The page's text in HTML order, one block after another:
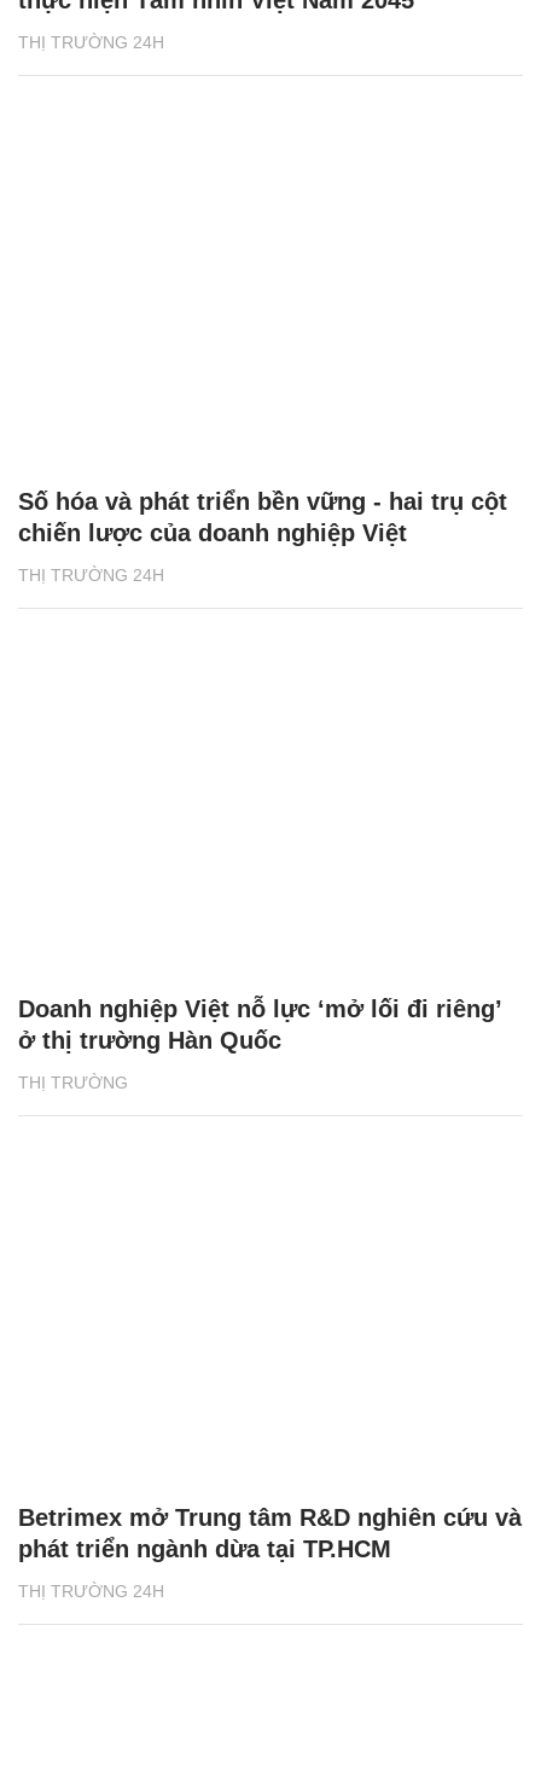
THỊ TRƯỜNG 24H
THỊ TRƯỜNG 24H
Số hóa và phát triển bền vững - hai trụ cột
chiến lược của doanh nghiệp Việt
THỊ TRƯỜNG
Doanh nghiệp Việt nỗ lực ‘mở lối đi riêng’
ở thị trường Hàn Quốc
THỊ TRƯỜNG 24H
Betrimex mở Trung tâm R&D nghiên cứu và
phát triển ngành dừa tại TP.HCM